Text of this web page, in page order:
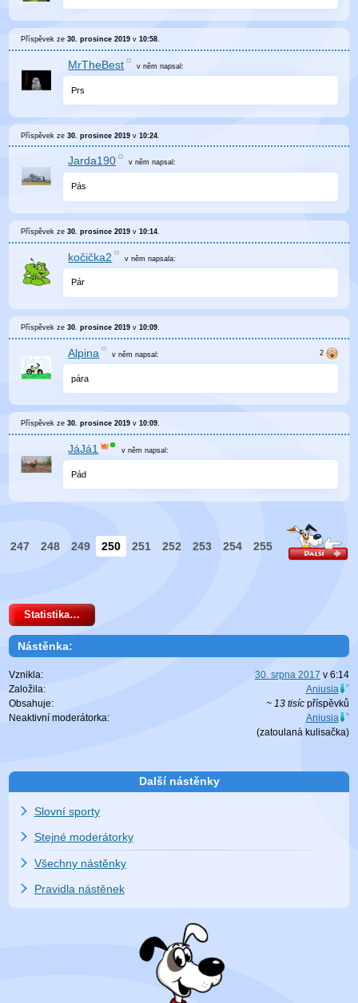
Příspěvek ze30. prosince 2019 v10:58.
MrTheBest v němnapsal:
Prs
Příspěvek ze30. prosince 2019 v10:24
Jarda190 v němnapsal:
Pás
Příspěvek ze30. prosince 2019 v10:14
kočička2 v němnapsala:
Pár
Příspěvek ze30. prosince 2019 v10:09.
Alpina v němnapsal:
pára
Příspěvek ze30. prosince 2019 v10:09.
JáJá1 v něm napsal:
Pád
247 248 249 250 251 252 253 254 255
Statistika…
Nástěnka:
Vznikla: 30. srpna 2017 v 6:14
Založila:
Aniusia
Obsahuje:
~ 13 tisícpříspěvků
Neaktivní moderátorka:
Aniusia
(zatoulaná kulisačka)
Další nástěnky
Slovní sporty
Stejné moderátorky
Všechny nástěnky
Pravidla nástěnek